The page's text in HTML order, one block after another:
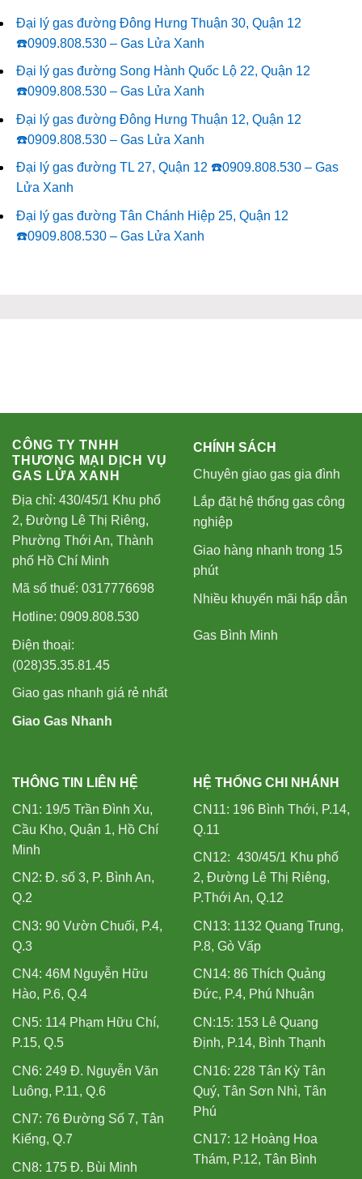
Đại lý gas đường Đông Hưng Thuận 30, Quận 12
☎️0909.808.530 – Gas Lửa Xanh
Đại lý gas đường Song Hành Quốc Lộ 22, Quận 12
☎️0909.808.530 – Gas Lửa Xanh
Đại lý gas đường Đông Hưng Thuận 12, Quận 12
☎️0909.808.530 – Gas Lửa Xanh
Đại lý gas đường TL 27, Quận 12 ☎️0909.808.530 – Gas
Lửa Xanh
Đại lý gas đường Tân Chánh Hiệp 25, Quận 12
☎️0909.808.530 – Gas Lửa Xanh
CÔNG TY TNHH
THƯƠNG MẠI DỊCH VỤ
GAS LỬA XANH
Địa chỉ: 430/45/1 Khu phố
2, Đường Lê Thị Riêng,
Phường Thới An, Thành
phố Hồ Chí Minh
Mã số thuế: 0317776698
Hotline: 0909.808.530
Điện thoại:
(028)35.35.81.45
Giao gas nhanh giá rẻ nhất
Giao Gas Nhanh
CHÍNH SÁCH
Chuyên giao gas gia đình
Lắp đặt hệ thống gas công
nghiệp
Giao hàng nhanh trong 15
phút
Nhiều khuyến mãi hấp dẫn
Gas Bình Minh
THÔNG TIN LIÊN HỆ
CN1: 19/5 Trần Đình Xu,
Cầu Kho, Quận 1, Hồ Chí
Minh
CN2: Đ. số 3, P. Bình An,
Q.2
CN3: 90 Vườn Chuối, P.4,
Q.3
CN4: 46M Nguyễn Hữu
Hào, P.6, Q.4
CN5: 114 Phạm Hữu Chí,
P.15, Q.5
CN6: 249 Đ. Nguyễn Văn
Luông, P.11, Q.6
CN7: 76 Đường Số 7, Tân
Kiểng, Q.7
CN8: 175 Đ. Bùi Minh
HỆ THỐNG CHI NHÁNH
CN11: 196 Bình Thới, P.14,
Q.11
CN12: 430/45/1 Khu phố
2, Đường Lê Thị Riêng,
P.Thới An, Q.12
CN13: 1132 Quang Trung,
P.8, Gò Vấp
CN14: 86 Thích Quảng
Đức, P.4, Phú Nhuận
CN:15: 153 Lê Quang
Định, P.14, Bình Thạnh
CN16: 228 Tân Kỳ Tân
Quý, Tân Sơn Nhì, Tân
Phú
CN17: 12 Hoàng Hoa
Thám, P.12, Tân Bình